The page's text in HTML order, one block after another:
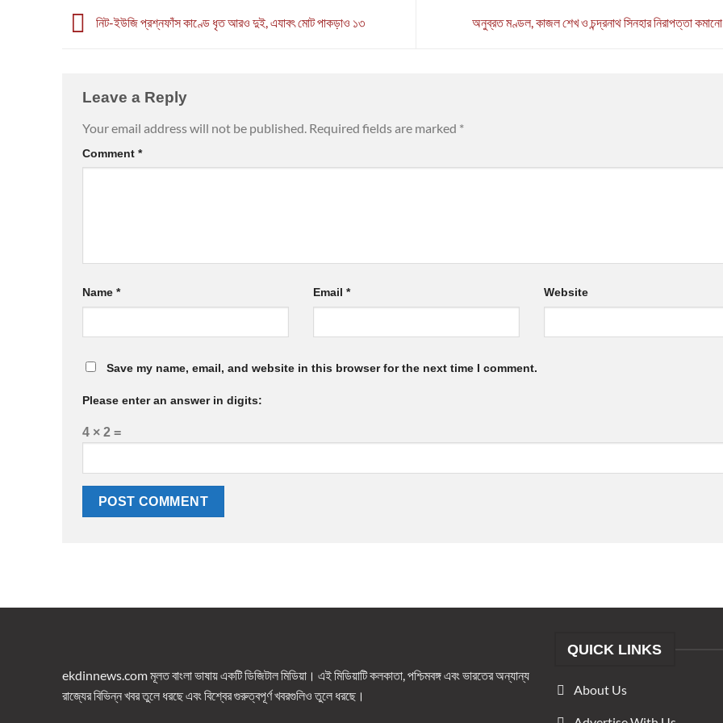
নিট-ইউজি প্রশ্নফাঁস কাণ্ডে ধৃত আরও দুই, এযাবৎ মোট পাকড়াও ১৩ অনুব্রত মণ্ডল, কাজল শেখ ও চন্দ্রনাথ সিনহার নিরাপত্তা
Leave a Reply
Your email address will not be published. Required fields are marked *
Comment *
Name * Email * Website
Save my name, email, and website in this browser for the next time I comment.
Please enter an answer in digits:
4 × 2 =
ekdinnews.com মূলত বাংলা ভাষায় একটি ডিজিটাল মিডিয়া। এই মিডিয়াটি কলকাতা, পশ্চিমবঙ্গ এবং ভারতের অন্যান্য
রাজ্যের বিভিন্ন খবর তুলে ধরছে এবং বিশ্বের গুরুত্বপূর্ণ খবরগুলিও তুলে ধরছে।
QUICK LINKS
About Us